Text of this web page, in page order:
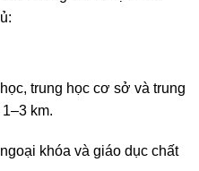
trung học cơ sở và trung
km.
khóa và giáo dục chất